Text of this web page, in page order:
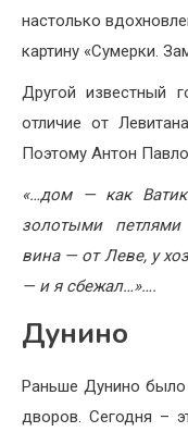
настолько
картину «Сумерки.
Другой известный
отличие от
Поэтому Антон
«…дом — как
золотыми петлями
вина — от Леве, у
— и я сбежал…»….
Дунино
Раньше Дунино
дворов. Сегодня –